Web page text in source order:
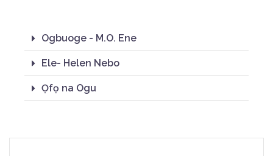
Ogbuoge - M.O. Ene
Ele- Helen Nebo
Ọfọ na Ogu